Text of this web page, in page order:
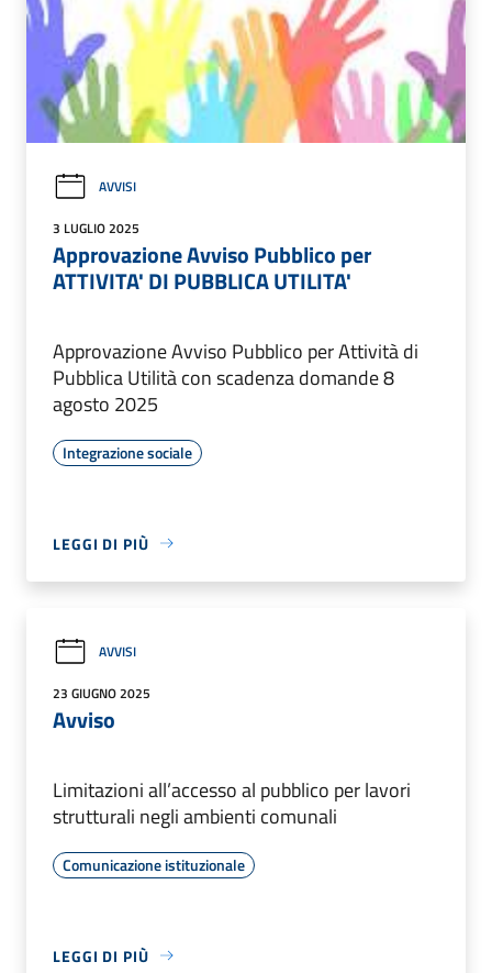
AVVISI
3 LUGLIO 2025
Approvazione Avviso Pubblico per
ATTIVITA' DI PUBBLICA UTILITA'
Approvazione Avviso Pubblico per Attività di
Pubblica Utilità con scadenza domande 8
agosto 2025
Integrazione sociale
LEGGI DI PIÙ
AVVISI
23 GIUGNO 2025
Avviso
Limitazioni all’accesso al pubblico per lavori
strutturali negli ambienti comunali
Comunicazione istituzionale
LEGGI DI PIÙ